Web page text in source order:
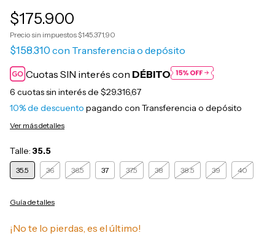
$175.900
Precio sin impuestos$145.371,90
$158.310 con Transferencia o depósito
Cuotas SIN interés con DÉBITO
6 cuotas sin interés de $29.316,67
10% de descuento pagando con Transferencia o depósito
Ver más detalles
Talle: 35.5
35.5 36 36.5 37 37.5 38 38.5 39 40
Guía de talles
¡No te lo pierdas, es el último!